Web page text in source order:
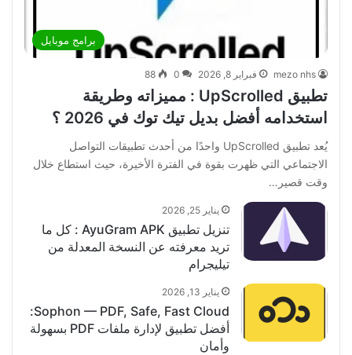
برامج موبايل
mezo nhs فبراير 8, 2026 0
88
تطبيق UpScrolled : مميزاته وطريقة
استخدامه أفضل بديل تيك توك في 2026 ؟
يُعد تطبيق UpScrolled واحدًا من أحدث تطبيقات التواصل
الاجتماعي التي ظهرت بقوة في الفترة الأخيرة، حيث استطاع خلال
وقت قصير…
يناير 25, 2026
تنزيل تطبيق AyuGram APK : كل ما
تريد معرفته عن النسخة المعدلة من
تيليجرام
يناير 13, 2026
Sophon — PDF, Safe, Fast Cloud:
أفضل تطبيق لإدارة ملفات PDF بسهولة
وأمان